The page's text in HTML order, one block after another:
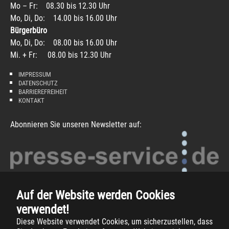
Auf der Website werden Cookies
verwendet!
Diese Website verwendet Cookies, um sicherzustellen, dass
Mo – Fr: 08.30 bis 12.30 Uhr
Mo, Di, Do: 14.00 bis 16.00 Uhr
Bürgerbüro
Mo, Di, Do: 08.00 bis 16.00 Uhr
Mi. + Fr: 08.00 bis 12.30 Uhr
IMPRESSUM
DATENSCHUTZ
BARRIEREFREIHEIT
KONTAKT
Abonnieren Sie unseren Newsletter auf: